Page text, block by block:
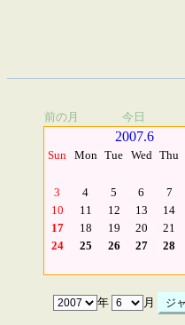
前の月 今日
2007.6
Sun Mon Tue Wed Thu
3
4 5 6 7
10
11 12 13 14
17
18 19 20 21
24
25 26 27 28
年 月